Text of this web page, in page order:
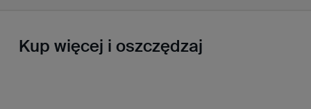
Kup więcej i oszczędzaj